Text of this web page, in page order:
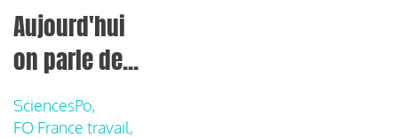
Aujourd'hui
on parle de...
SciencesPo,
FO France travail,